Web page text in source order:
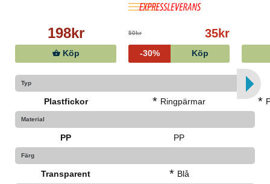
198kr
Köp
50kr 35kr
-30% Köp
Typ
Plastfickor * Ringpärmar *
Material
PP PP
Färg
Transparent * Blå